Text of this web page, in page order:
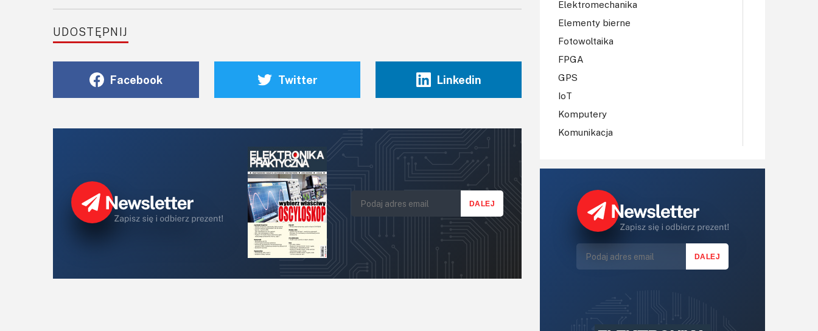
UDOSTĘPNIJ
Facebook Twitter Linkedin
Elektromechanika
Elementy bierne
Fotowoltaika
FPGA
GPS
IoT
Komputery
Komunikacja
LED
MEMS
Mikrokontrolery
Modelarstwo